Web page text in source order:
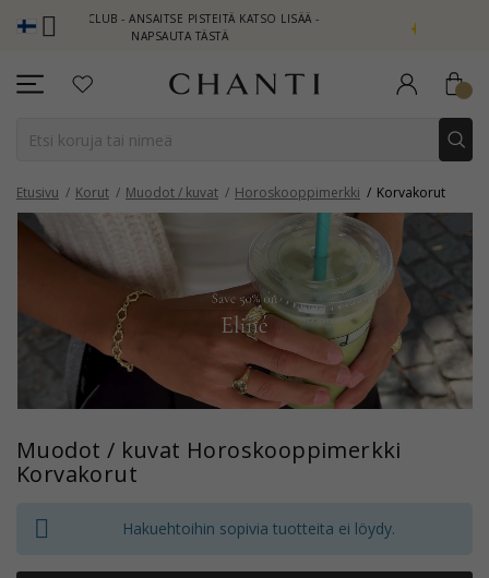
CLUB - ANSAITSE PISTEITÄ KATSO LISÄÄ -
NAPSAUTA TÄSTÄ
NEW COLLECTION |
Etusivu Korut Muodot / kuvat Horoskooppimerkki Korvakorut
Muodot / kuvat Horoskooppimerkki
Korvakorut
Hakuehtoihin sopivia tuotteita ei löydy.